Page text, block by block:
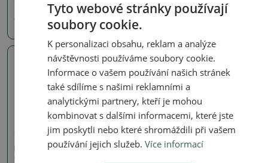
980 Kč
Signované (značené) misky
Bonsai miska 21 x 14 x 5
cm, barva modrozelená
Tyto webové stránky používají
soubory cookie.
K personalizaci obsahu, reklam a analýze
návštěvnosti používáme soubory cookie.
Informace o vašem používání našich stránek
také sdílíme s našimi reklamními a
analytickými partnery, kteří je mohou
kombinovat s dalšími informacemi, které jste
jim poskytli nebo které shromáždili při vašem
používání jejich služeb.Více informací